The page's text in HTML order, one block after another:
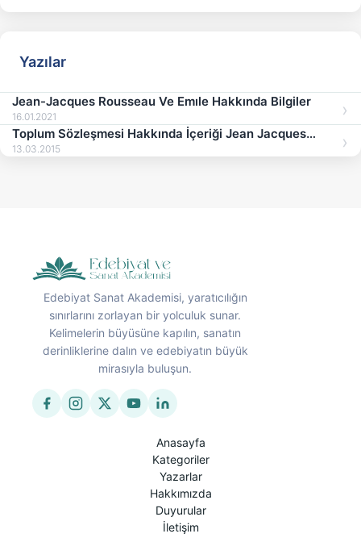
Yazılar
Jean-Jacques Rousseau Ve Emıle Hakkında Bilgiler
16.01.2021
Toplum Sözleşmesi Hakkında İçeriği Jean Jacques
Rousseau
13.03.2015
Edebiyat Sanat Akademisi, yaratıcılığın
sınırlarını zorlayan bir yolculuk sunar.
Kelimelerin büyüsüne kapılın, sanatın
derinliklerine dalın ve edebiyatın büyük
mirasıyla buluşun.
Anasayfa
Kategoriler
Yazarlar
Hakkımızda
Duyurular
İletişim